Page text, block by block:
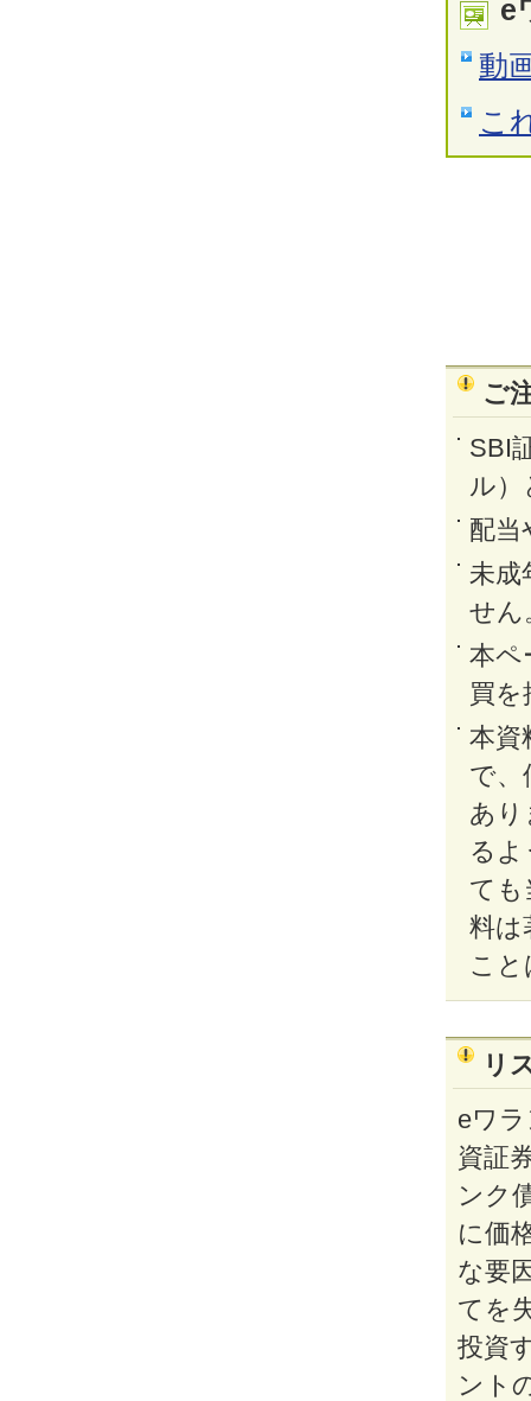
e
動
こ
ご
SBI
ル）
配当
未成
せん
本ペ
買
本資
で、
あり
る
ても
料は
こ
リ
eワ
資証
ンク
に価
な要
てを
投資
ント